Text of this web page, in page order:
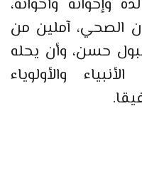
وإخوانه وأخواته،
الصحي، آملين من
حسن، وأن يحله
والأولوياء